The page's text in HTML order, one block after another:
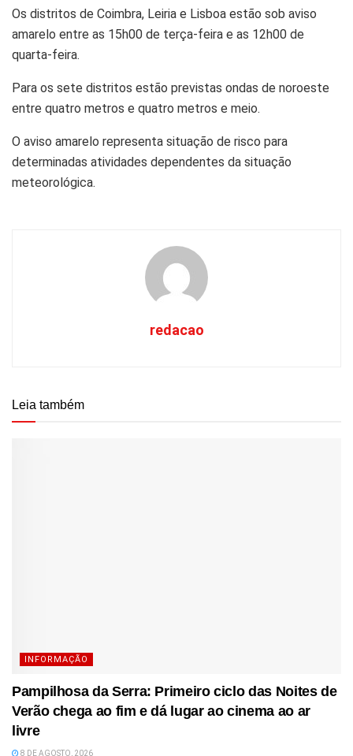
Os distritos de Coimbra, Leiria e Lisboa estão sob aviso
amarelo entre as 15h00 de terça-feira e as 12h00 de
quarta-feira.
Para os sete distritos estão previstas ondas de noroeste
entre quatro metros e quatro metros e meio.
O aviso amarelo representa situação de risco para
determinadas atividades dependentes da situação
meteorológica.
redacao
Leia também
INFORMAÇÃO
Pampilhosa da Serra: Primeiro ciclo das Noites de
Verão chega ao fim e dá lugar ao cinema ao ar
livre
8 DE AGOSTO, 2026